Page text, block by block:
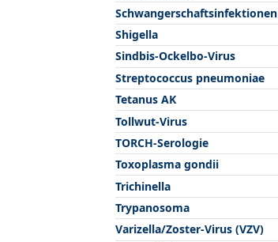
Schwangerschaftsinfektionen
Shigella
Sindbis-Ockelbo-Virus
Streptococcus pneumoniae
Tetanus AK
Tollwut-Virus
TORCH-Serologie
Toxoplasma gondii
Trichinella
Trypanosoma
Varizella/Zoster-Virus (VZV)